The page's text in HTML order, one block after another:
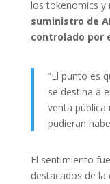
los tokenomics y
suministro de
controlado por
“El punto es
se destina a
venta
pudieran
El sentimiento
destacados de